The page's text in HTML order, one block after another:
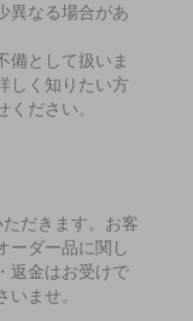
異なる場合があ
備として扱いま
しく知りたい方
ださい。
だきます。お客
ーダー品に関し
返金はお受けで
ませ。